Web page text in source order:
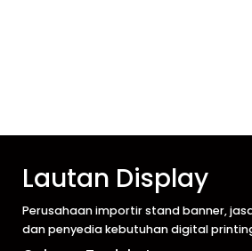
Lautan Display
Perusahaan importir stand banner,
dan penyedia kebutuhan digital